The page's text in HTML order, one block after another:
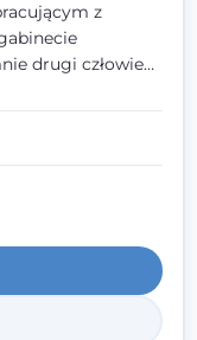
z
drugi człowiek
i pełne
pracy nad
m.in. z
Zachowania.